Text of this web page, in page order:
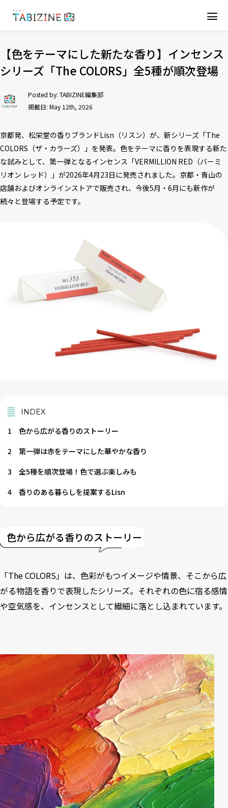
【色をテーマにした新たな香り】インセンス
シリーズ「The COLORS」全5種が順次登場
Posted by: TABIZINE編集部
掲載日: May 12th, 2026
京都発、松栄堂の香りブランドLisn（リスン）が、新シリーズ「The
COLORS（ザ・カラーズ）」を発表。色をテーマに香りを表現する新た
な試みとして、第一弾となるインセンス「VERMILLION RED（バーミ
リオン レッド）」が2026年4月23日に発売されました。京都・青山の
店舗およびオンラインストアで販売され、今後5月・6月にも新作が
続々と登場する予定です。
INDEX
1
色から広がる香りのストーリー
2
第一弾は赤をテーマにした華やかな香り
3
全5種を順次登場！色で選ぶ楽しみも
4
香りのある暮らしを提案するLisn
色から広がる香りのストーリー
「The COLORS」は、色彩がもつイメージや情景、そこから広
がる物語を香りで表現したシリーズ。それぞれの色に宿る感情
や空気感を、インセンスとして繊細に落とし込まれています。